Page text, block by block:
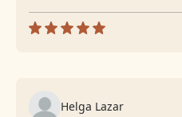
Helga Lazar